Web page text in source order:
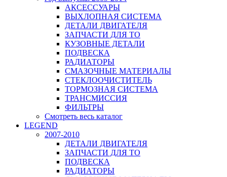
АКСЕССУАРЫ
ВЫХЛОПНАЯ СИСТЕМА
ДЕТАЛИ ДВИГАТЕЛЯ
ЗАПЧАСТИ ДЛЯ ТО
КУЗОВНЫЕ ДЕТАЛИ
ПОДВЕСКА
РАДИАТОРЫ
СМАЗОЧНЫЕ МАТЕРИАЛЫ
СТЕКЛООЧИСТИТЕЛЬ
ТОРМОЗНАЯ СИСТЕМА
ТРАНСМИССИЯ
ФИЛЬТРЫ
Смотреть весь каталог
LEGEND
2007-2010
ДЕТАЛИ ДВИГАТЕЛЯ
ЗАПЧАСТИ ДЛЯ ТО
ПОДВЕСКА
РАДИАТОРЫ